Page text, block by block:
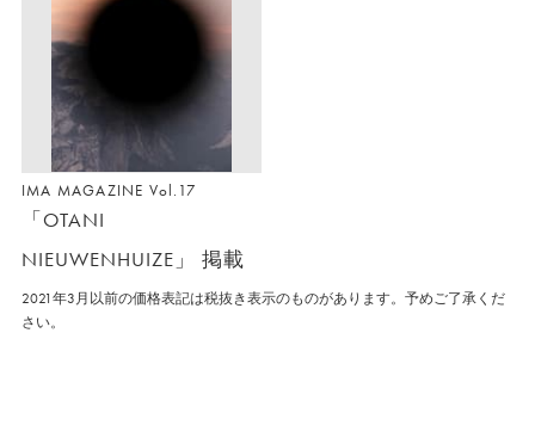
IMA MAGAZINE Vol.17
「OTANI
NIEUWENHUIZE」 掲載
2021年3月以前の価格表記は税抜き表示のものがあります。予めご了承くだ
さい。